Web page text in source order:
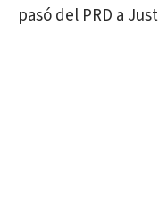
pasó del PRD a